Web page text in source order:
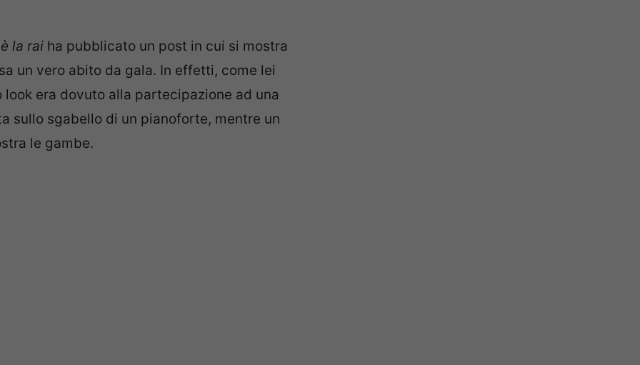
la rai ha pubblicato un post in cui si mostra
un vero abito da gala. In effetti, come lei
era dovuto alla partecipazione ad una
sullo sgabello di un pianoforte, mentre un
le gambe.